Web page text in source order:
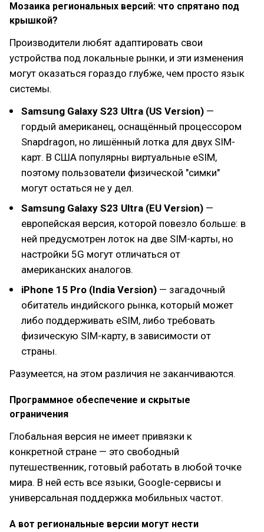
Мозаика региональных версий: что спрятано под
крышкой?
Производители любят адаптировать свои
устройства под локальные рынки, и эти изменения
могут оказаться гораздо глубже, чем просто язык
системы.
Samsung Galaxy S23 Ultra (US Version) —
гордый американец, оснащённый процессором
Snapdragon, но лишённый лотка для двух SIM-
карт. В США популярны виртуальные eSIM,
поэтому пользователи физической "симки"
могут остаться не у дел.
Samsung Galaxy S23 Ultra (EU Version) —
европейская версия, которой повезло больше: в
ней предусмотрен лоток на две SIM-карты, но
настройки 5G могут отличаться от
американских аналогов.
iPhone 15 Pro (India Version) — загадочный
обитатель индийского рынка, который может
либо поддерживать eSIM, либо требовать
физическую SIM-карту, в зависимости от
страны.
Разумеется, на этом различия не заканчиваются.
Программное обеспечение и скрытые
ограничения
Глобальная версия не имеет привязки к
конкретной стране — это свободный
путешественник, готовый работать в любой точке
мира. В ней есть все языки, Google-сервисы и
универсальная поддержка мобильных частот.
А вот региональные версии могут нести